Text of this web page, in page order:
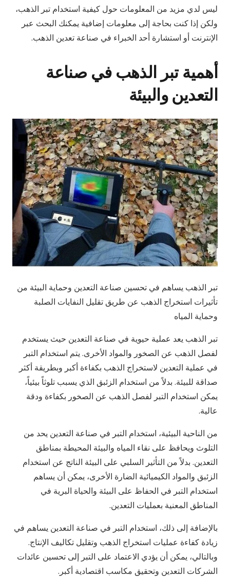
ليس لدي مزيد من المعلومات حول كيفية استخدام تبر الذهب،
ولكن إذا كنت بحاجة إلى معلومات إضافية يمكنك البحث عبر
الإنترنت أو استشارة أحد الخبراء في صناعة تعدين الذهب.
أهمية تبر الذهب في صناعة
التعدين والبيئة
تبر الذهب يساهم في تحسين صناعة التعدين وحماية البيئة من
تأثيرات استخراج الذهب عن طريق تقليل النفايات الصلبة
وحماية المياه
تبر الذهب يعد عملية حيوية في صناعة التعدين حيث يستخدم
لفصل الذهب عن الصخور والمواد الأخرى. يتم استخدام التبر
في عملية التعدين لاستخراج الذهب بكفاءة أكبر وبطريقة أكثر
صداقة للبيئة. بدلاً من استخدام الزئبق الذي يسبب تلوثاً بيئياً،
يمكن استخدام التبر لفصل الذهب عن الصخور بكفاءة ودقة
عالية.
من الناحية البيئية، استخدام التبر في صناعة التعدين يحد من
التلوث ويحافظ على نقاء المياه والبيئة المحيطة بمناطق
التعدين. بدلاً من التأثير السلبي على البيئة الناتج عن استخدام
الزئبق والمواد الكيميائية الضارة الأخرى، يمكن أن يساهم
استخدام التبر في الحفاظ على البيئة والحياة البرية في
المناطق المعنية بعمليات التعدين.
بالإضافة إلى ذلك، استخدام التبر في صناعة التعدين يساهم في
زيادة كفاءة عمليات استخراج الذهب وتقليل تكاليف الإنتاج.
وبالتالي، يمكن أن يؤدي الاعتماد على التبر إلى تحسين عائدات
الشركات التعدين وتحقيق مكاسب اقتصادية أكبر.